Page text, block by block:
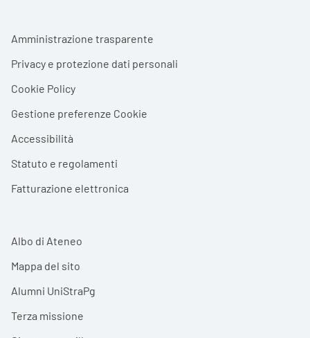
Footer menu
Amministrazione trasparente
Privacy e protezione dati personali
Cookie Policy
Gestione preferenze Cookie
Accessibilità
Statuto e regolamenti
Fatturazione elettronica
Albo di Ateneo
Mappa del sito
Alumni UniStraPg
Terza missione